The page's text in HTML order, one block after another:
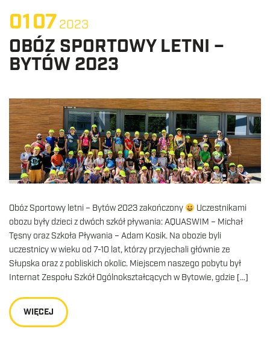
01072023
OBÓZ SPORTOWY LETNI –
BYTÓW 2023
Obóz Sportowy letni – Bytów 2023 zakończony
Uczestnikami
obozu były dzieci z dwóch szkół pływania: AQUASWIM – Michał
Tęsny oraz Szkoła Pływania – Adam Kosik. Na obozie byli
uczestnicy w wieku od 7-10 lat, którzy przyjechali głównie ze
Słupska oraz z pobliskich okolic. Miejscem naszego pobytu był
Internat Zespołu Szkół Ogólnokształcących w Bytowie, gdzie […]
WIĘCEJ